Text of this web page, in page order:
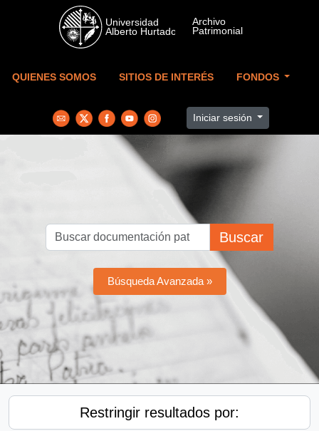
Skip to main content
QUIENES SOMOS SITIOS DE INTERÉS FONDOS
Iniciar sesión
Buscar
Búsqueda Avanzada »
Restringir resultados por: